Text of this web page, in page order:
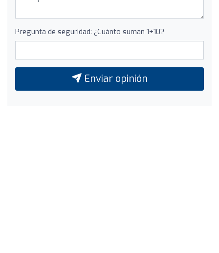
Pregunta de seguridad: ¿Cuánto suman 1+10?
Enviar opinión